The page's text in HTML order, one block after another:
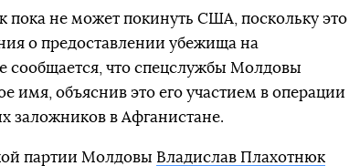
пока не может покинуть США, поскольку это
о предоставлении убежища на
сообщается, что спецслужбы Молдовы
имя, объяснив это его участием в операции
заложников в Афганистане.
партии Молдовы Владислав Плахотнюк